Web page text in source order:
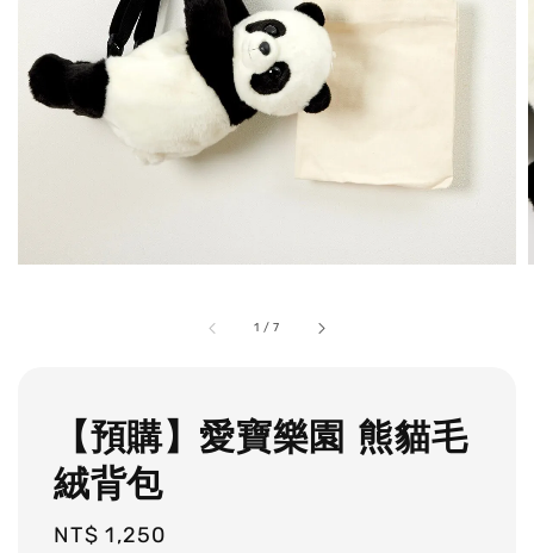
1 /7
【預購】愛寶樂園 熊貓毛
絨背包
Regular
NT$ 1,250